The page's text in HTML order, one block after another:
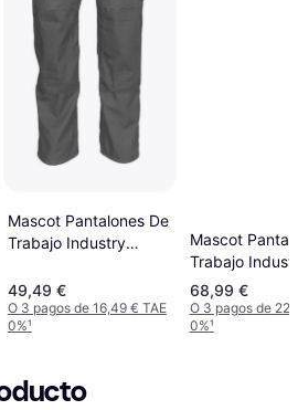
Mascot Pantalones De
Trabajo Industry
49,49 €
O 3 pagos de 16,49 € TAE
0%¹
Mascot
Trabajo
10179 Dark
68,99 €
O 3 pagos de
0%¹